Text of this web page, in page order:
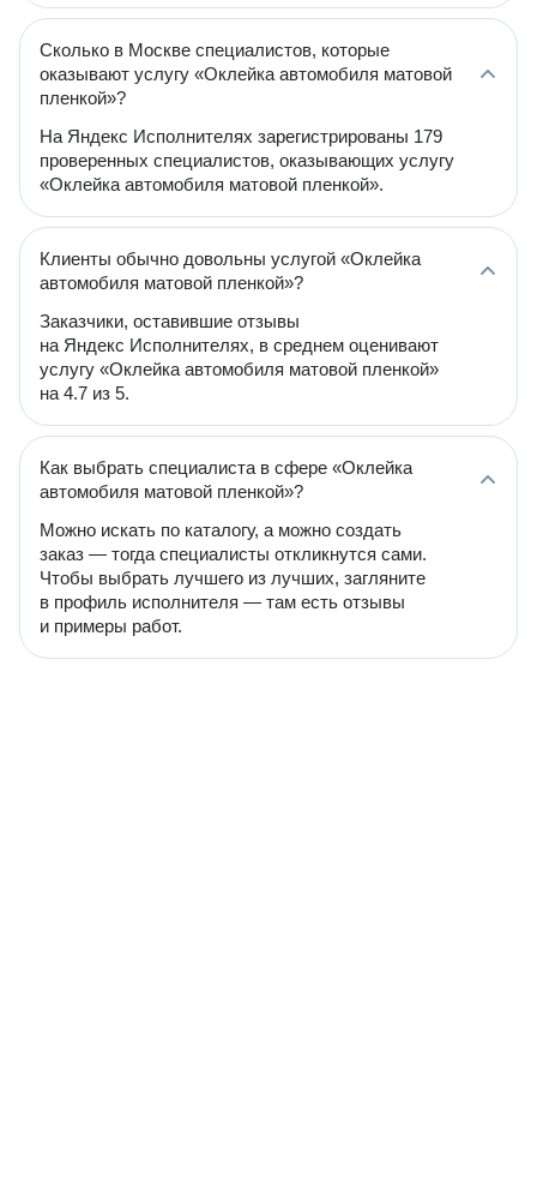
Сколько в Москве специалистов, которые
оказывают услугу «Оклейка автомобиля матовой
пленкой»?
На Яндекс Исполнителях зарегистрированы 179
проверенных специалистов, оказывающих услугу
«Оклейка автомобиля матовой пленкой».
Клиенты обычно довольны услугой «Оклейка
автомобиля матовой пленкой»?
Заказчики, оставившие отзывы
на Яндекс Исполнителях, в среднем оценивают
услугу «Оклейка автомобиля матовой пленкой»
на 4.7 из 5.
Как выбрать специалиста в сфере «Оклейка
автомобиля матовой пленкой»?
Можно искать по каталогу, а можно создать
заказ — тогда специалисты откликнутся сами.
Чтобы выбрать лучшего из лучших, загляните
в профиль исполнителя — там есть отзывы
и примеры работ.